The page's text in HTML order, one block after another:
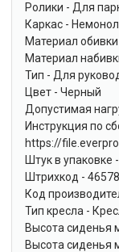
Ролики - Для
Каркас -
Материал
Материал
Тип - Для
Цвет - Черный
Допустимая
Инструкция по
https://
Штук в упаковке
Штрихкод -
Код
Тип кресла -
Высота сиденья
Высота сиденья